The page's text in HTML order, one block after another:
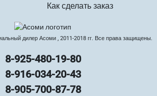
Как сделать заказ
дилер Асоми , 2011-2018 гг. Все права защищены.
8-925-480-19-80
8-916-034-20-43
8-905-700-87-78